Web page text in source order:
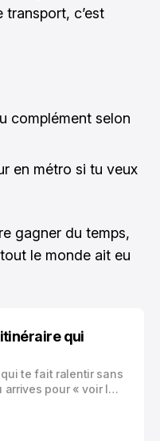
transport, c’est
complément selon
en métro si tu veux
gagner du temps,
le monde ait eu
qui
te fait ralentir sans
pour « voir les
de te demander si